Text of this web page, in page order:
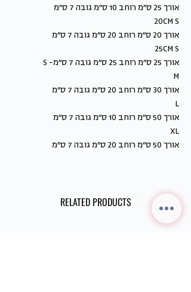
אורך 25 ס״מ רוחב 10 ס״מ גובה 7 ס״מ
20CM S
אורך 20 ס״מ רוחב 20 ס״מ גובה 7 ס״מ
25CM S
אורך 25 ס״מ רוחב 25 ס״מ גובה 7 ס״מ- S
M
אורך 30 ס״מ רוחב 20 ס״מ גובה 7 ס״מ
L
אורך 50 ס״מ רוחב 10 ס״מ גובה 7 ס״מ
XL
אורך 50 ס״מ רוחב 20 ס״מ גובה 7 ס״מ
מוצרים דומיםRELATED PRODUCTS